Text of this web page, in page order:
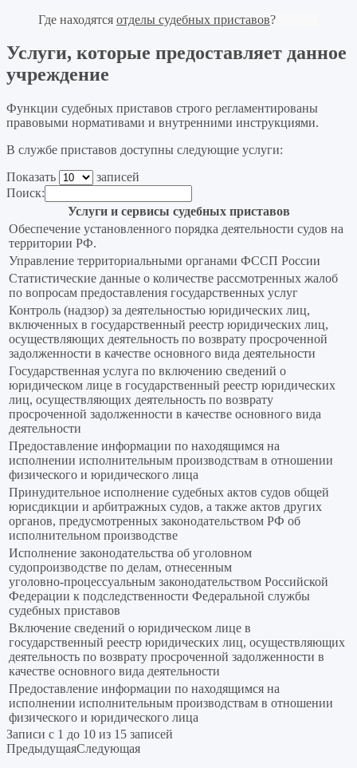
Где находятся отделы судебных приставов?
Услуги, которые предоставляет данное
учреждение
Функции судебных приставов строго регламентированы
правовыми нормативами и внутренними инструкциями.
В службе приставов доступны следующие услуги:
Показать
записей
Поиск:
Услуги и сервисы судебных приставов
Обеспечение установленного порядка деятельности судов на
территории РФ.
Управление территориальными органами ФССП России
Статистические данные о количестве рассмотренных жалоб
по вопросам предоставления государственных услуг
Контроль (надзор) за деятельностью юридических лиц,
включенных в государственный реестр юридических лиц,
осуществляющих деятельность по возврату просроченной
задолженности в качестве основного вида деятельности
Государственная услуга по включению сведений о
юридическом лице в государственный реестр юридических
лиц, осуществляющих деятельность по возврату
просроченной задолженности в качестве основного вида
деятельности
Предоставление информации по находящимся на
исполнении исполнительным производствам в отношении
физического и юридического лица
Принудительное исполнение судебных актов судов общей
юрисдикции и арбитражных судов, а также актов других
органов, предусмотренных законодательством РФ об
исполнительном производстве
Исполнение законодательства об уголовном
судопроизводстве по делам, отнесенным
уголовно‑процессуальным законодательством Российской
Федерации к подследственности Федеральной службы
судебных приставов
Включение сведений о юридическом лице в
государственный реестр юридических лиц, осуществляющих
деятельность по возврату просроченной задолженности в
качестве основного вида деятельности
Предоставление информации по находящимся на
исполнении исполнительным производствам в отношении
физического и юридического лица
Записи с 1 до 10 из 15 записей
ПредыдущаяСледующая